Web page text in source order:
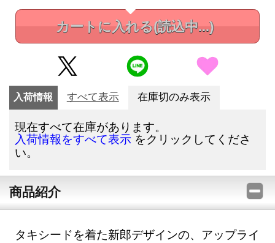
カートに入れる(読込中...)
入荷情報 すべて表示 在庫切のみ表示
現在すべて在庫があります。
入荷情報をすべて表示 をクリックしてくださ
い。
商品紹介
タキシードを着た新郎デザインの、アップライ